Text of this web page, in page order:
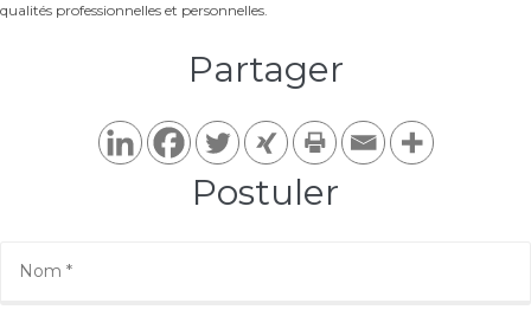
qualités professionnelles et personnelles.
Partager​
Postuler​